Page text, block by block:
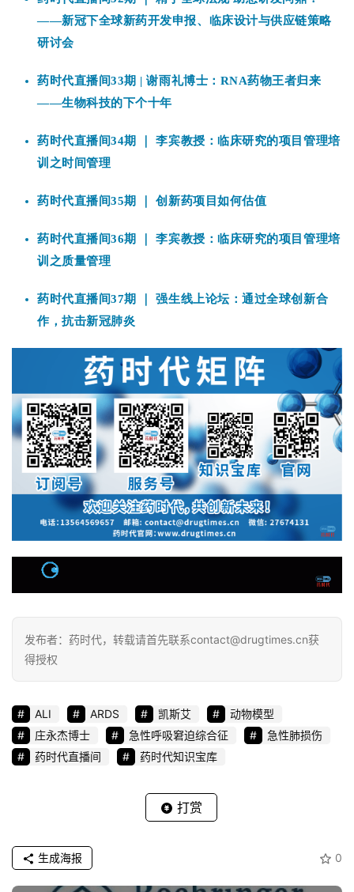
药时代直播间33期 | 谢雨礼博士：RNA药物王者归来
——生物科技的下个十年
药时代直播间34期 ｜ 李宾教授：临床研究的项目管理培
训之时间管理
药时代直播间35期 ｜ 创新药项目如何估值
训之质量管理
药时代直播间37期 ｜ 强生线上论坛：通过全球创新合
作，抗击新冠肺炎
发布者：药时代，转载请首先联系contact@drugtimes.cn获
ALI
庄永杰博士
急性呼吸窘迫综合征
急性肺损伤
药时代直播间
药时代知识宝库
打赏
免疫领域发力，勃林格殷格翰同类首个在研免疫制剂取
得新进展
上一篇 2020年5月14日 07:28